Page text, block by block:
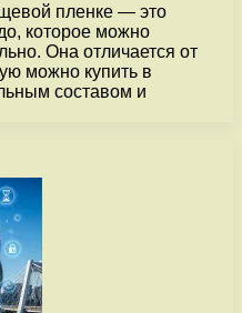
пленке — это
которое можно
Она отличается от
можно купить в
составом и